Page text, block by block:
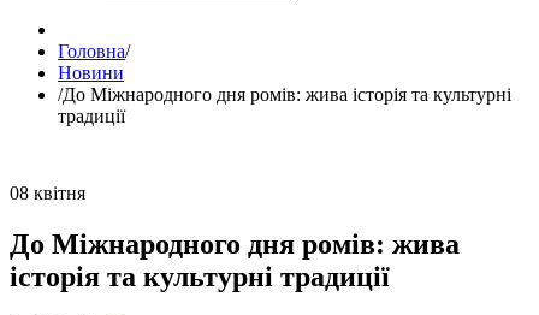
Головна/
Новини
/До Міжнародного дня ромів: жива історія та культурні
традиції
08 квітня
До Міжнародного дня ромів: жива
історія та культурні традиції